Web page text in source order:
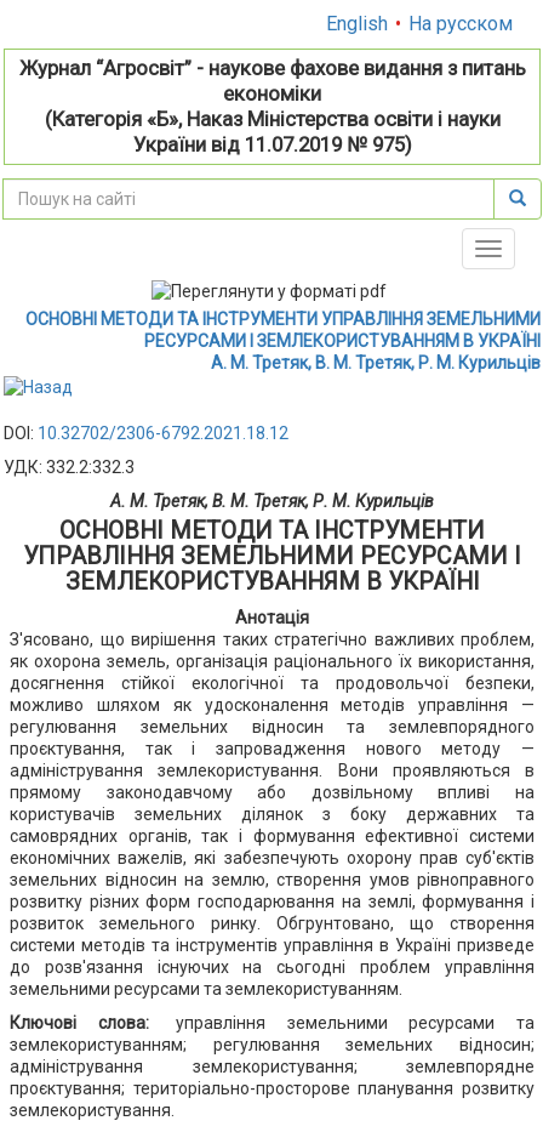
English • На русском
Журнал “Агросвіт” - наукове фахове видання з питань
економіки
(Категорія «Б», Наказ Міністерства освіти і науки
України від 11.07.2019 № 975)
Toggle
ОСНОВНІ МЕТОДИ ТА ІНСТРУМЕНТИ УПРАВЛІННЯ ЗЕМЕЛЬНИМИ
РЕСУРСАМИ І ЗЕМЛЕКОРИСТУВАННЯМ В УКРАЇНІ
А. М. Третяк, В. М. Третяк, Р. М. Курильців
DOI: 10.32702/2306-6792.2021.18.12
УДК: 332.2:332.3
А. М. Третяк, В. М. Третяк, Р. М. Курильців
ОСНОВНІ МЕТОДИ ТА ІНСТРУМЕНТИ
УПРАВЛІННЯ ЗЕМЕЛЬНИМИ РЕСУРСАМИ І
ЗЕМЛЕКОРИСТУВАННЯМ В УКРАЇНІ
Анотація
З'ясовано, що вирішення таких стратегічно важливих проблем,
як охорона земель, організація раціонального їх використання,
досягнення стійкої екологічної та продовольчої безпеки,
можливо шляхом як удосконалення методів управління —
регулювання земельних відносин та землевпорядного
проєктування, так і запровадження нового методу —
адміністрування землекористування. Вони проявляються в
прямому законодавчому або дозвільному впливі на
користувачів земельних ділянок з боку державних та
самоврядних органів, так і формування ефективної системи
економічних важелів, які забезпечують охорону прав суб'єктів
земельних відносин на землю, створення умов рівноправного
розвитку різних форм господарювання на землі, формування і
розвиток земельного ринку. Обгрунтовано, що створення
системи методів та інструментів управління в Україні призведе
до розв'язання існуючих на сьогодні проблем управління
земельними ресурсами та землекористуванням.
Ключові слова:
управління земельними ресурсами та
землекористуванням; регулювання земельних відносин;
адміністрування землекористування; землевпорядне
проєктування; територіально-просторове планування розвитку
землекористування.